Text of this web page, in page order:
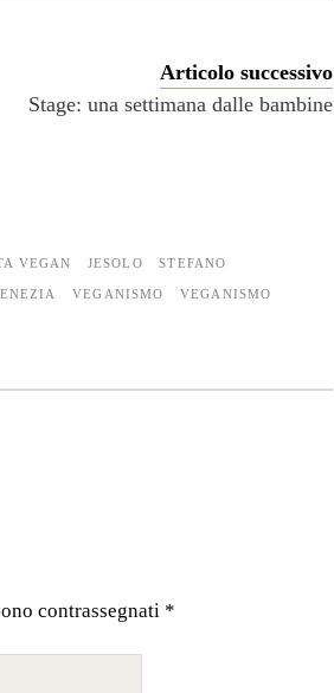
Articolo successivo
Stage: una settimana dalle bambine
VEGAN JESOLO STEFANO
VEGANISMO VEGANISMO
contrassegnati *